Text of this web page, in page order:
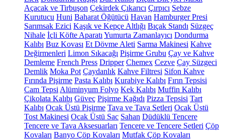
Açacak ve Tirbuşon Çekirdek Çıkarıcı Çırpıcı Sebze
Kurutucu Huni Baharat Öğütücü Havan Hamburger Presi
Sarımsak Ezici Kaşık ve Kepçe Altlığı Bıçak Standı Süzgeç
Nihale İçli Köfte Aparatı Yumurta Zamanlayıcı Dondurma
Kalıbı Buz Kovası Et Dövme Aleti Sarma Makinesi Kahve
Değirmenleri Limon Sıkacağı Pişirme Grubu Çay ve Kahve
Demleme French Press Dripper Chemex Cezve Çay Süzgeci
Demlik Moka Pot Çaydanlık Kahve Filtresi Sifon Kahve
Fırında Pişirme Pasta Kalıbı Kurabiye Kalıbı Fırın Tepsisi
Cam Tepsi Alüminyum Folyo Kek Kalıbı Muffin Kalıbı
Çikolata Kalıbı Güveç Pişirme Kağıdı Pizza Tepsisi Tart
Kalıbı Ocak Üstü Pişirme Tava ve Tava Setleri Ocak Üstü
Tost Makinesi Ocak Üstü Sac Sahan Düdüklü Tencere
Tencere ve Tava Aksesuarları Tencere ve Tencere Setleri Çöp
Kovaları Banyo Çöp Kovaları Mutfak Çöp Kovaları